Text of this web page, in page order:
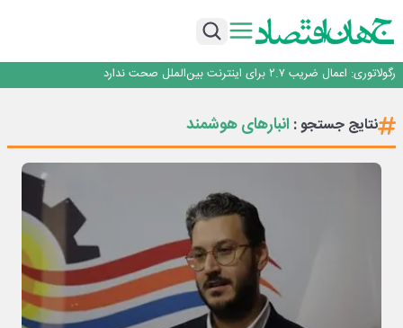
یک اشتباه کلاد، تمام اطلاعات کاربر را به باد داد
رگولاتوری: اعمال ضریب ۲.۷ برای اینترنت بین‌الملل صحت ندارد
با تقاضای برق ناپایدار هوش مصنوعی خودزنی می‌کند
یک اشتباه کلاد، تمام اطلاعات کاربر را به باد داد
نتایج جستجو : انبارهای هوشمند